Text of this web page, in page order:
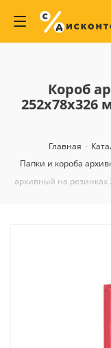
Короб
252x78x326
Главная -
Папки и короба
архивный на резинках